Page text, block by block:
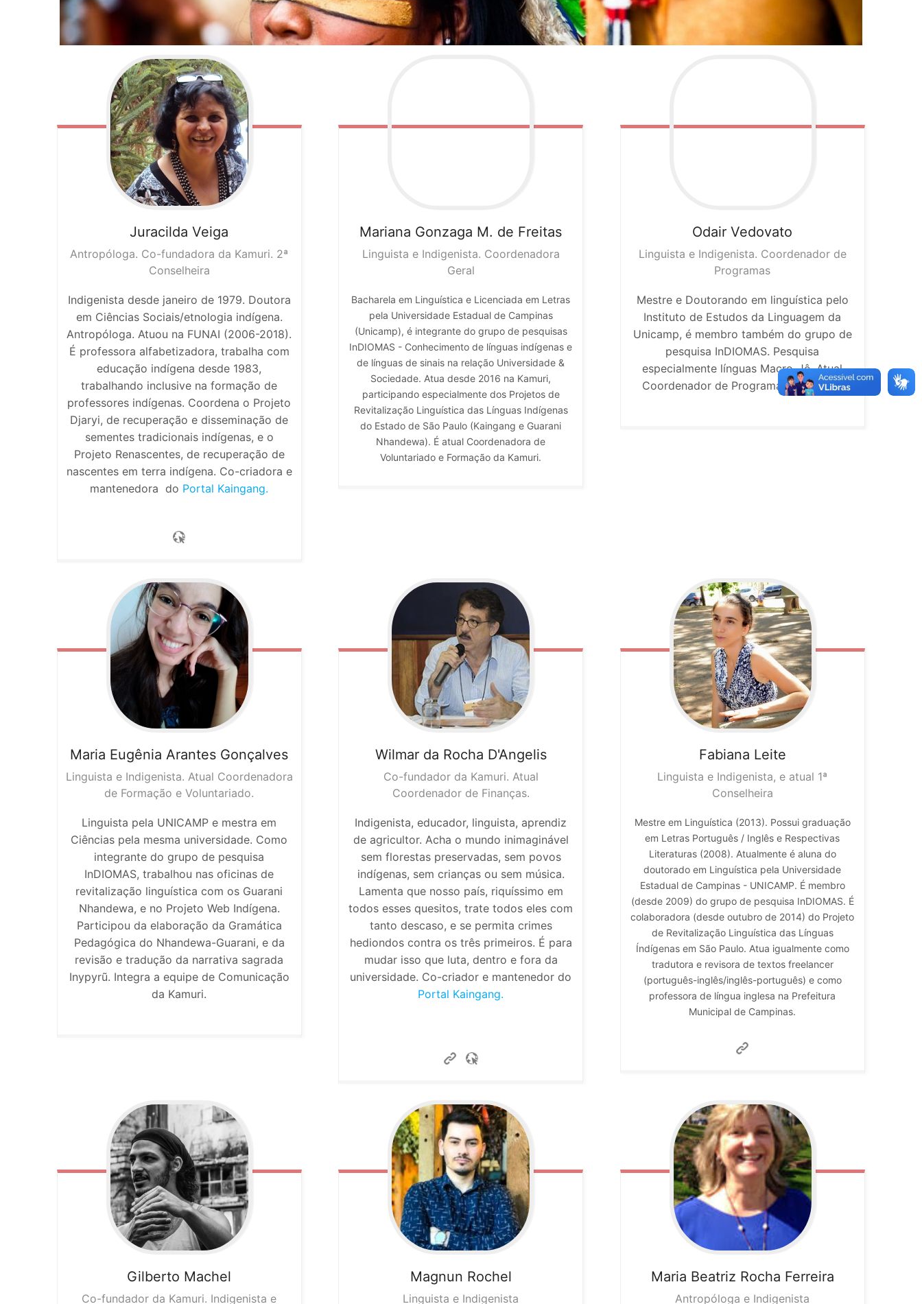
Juracilda Veiga
Antropóloga. Co-fundadora da Kamuri. 2ª
Conselheira
Indigenista desde janeiro de 1979. Doutora
em Ciências Sociais/etnologia indígena.
Antropóloga. Atuou na FUNAI (2006-2018).
É professora alfabetizadora, trabalha com
educação indígena desde 1983,
trabalhando inclusive na formação de
professores indígenas. Coordena o Projeto
Djaryi, de recuperação e disseminação de
sementes tradicionais indígenas, e o
Projeto Renascentes, de recuperação de
nascentes em terra indígena. Co-criadora e
mantenedora do Portal Kaingang.
Mariana Gonzaga M. de Freitas
Linguista e Indigenista. Coordenadora
Geral
Bacharela em Linguística e Licenciada em Letras
pela Universidade Estadual de Campinas
(Unicamp), é integrante do grupo de pesquisas
InDIOMAS - Conhecimento de línguas indígenas e
de línguas de sinais na relação Universidade &
Sociedade. Atua desde 2016 na Kamuri,
participando especialmente dos Projetos de
Revitalização Linguística das Línguas Indígenas
do Estado de São Paulo (Kaingang e Guarani
Nhandewa). É atual Coordenadora de
Voluntariado e Formação da Kamuri.
Odair Vedovato
Linguista e Indigenista. Coordenador de
Programas
Mestre e Doutorando em linguística pelo
Instituto de Estudos da Linguagem da
Unicamp, é membro também do grupo de
pesquisa InDIOMAS. Pesquisa
especialmente línguas Macro-Jê. Atual
Coordenador de Programas da Kamuri
Maria Eugênia Arantes Gonçalves
Linguista e Indigenista. Atual Coordenadora
de Formação e Voluntariado.
Linguista pela UNICAMP e mestra em
Ciências pela mesma universidade. Como
integrante do grupo de pesquisa
InDIOMAS, trabalhou nas oficinas de
revitalização linguística com os Guarani
Nhandewa, e no Projeto Web Indígena.
Participou da elaboração da Gramática
Pedagógica do Nhandewa-Guarani, e da
revisão e tradução da narrativa sagrada
Inypyrũ. Integra a equipe de Comunicação
da Kamuri.
Wilmar da Rocha D'Angelis
Co-fundador da Kamuri. Atual
Coordenador de Finanças.
Indigenista, educador, linguista, aprendiz
de agricultor. Acha o mundo inimaginável
sem florestas preservadas, sem povos
indígenas, sem crianças ou sem música.
Lamenta que nosso país, riquíssimo em
todos esses quesitos, trate todos eles com
tanto descaso, e se permita crimes
hediondos contra os três primeiros. É para
mudar isso que luta, dentro e fora da
universidade. Co-criador e mantenedor do
Portal Kaingang.
Fabiana Leite
Linguista e Indigenista, e atual 1ª
Conselheira
Mestre em Linguística (2013). Possui graduação
em Letras Português / Inglês e Respectivas
Literaturas (2008). Atualmente é aluna do
doutorado em Linguística pela Universidade
Estadual de Campinas - UNICAMP. É membro
(desde 2009) do grupo de pesquisa InDIOMAS. É
colaboradora (desde outubro de 2014) do Projeto
de Revitalização Linguística das Línguas
Índígenas em São Paulo. Atua igualmente como
tradutora e revisora de textos freelancer
(português-inglês/inglês-português) e como
professora de língua inglesa na Prefeitura
Municipal de Campinas.
Gilberto Machel
Co-fundador da Kamuri. Indigenista e
Magnun Rochel
Linguista e Indigenista
Maria Beatriz Rocha Ferreira
Antropóloga e Indigenista